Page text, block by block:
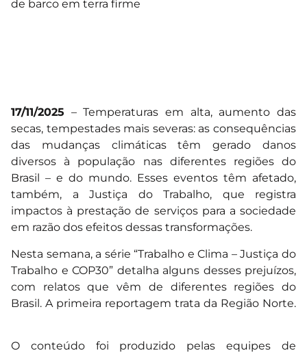
17/11/2025 – Temperaturas em alta, aumento das
secas, tempestades mais severas: as consequências
das mudanças climáticas têm gerado danos
diversos à população nas diferentes regiões do
Brasil – e do mundo. Esses eventos têm afetado,
também, a Justiça do Trabalho, que registra
impactos à prestação de serviços para a sociedade
em razão dos efeitos dessas transformações.
Nesta semana, a série “Trabalho e Clima – Justiça do
Trabalho e COP30” detalha alguns desses prejuízos,
com relatos que vêm de diferentes regiões do
Brasil. A primeira reportagem trata da Região Norte.
O conteúdo foi produzido pelas equipes de